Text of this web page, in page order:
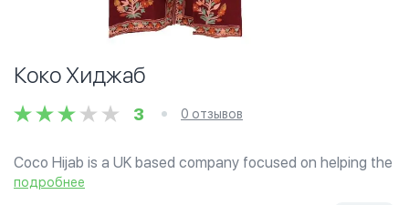
Коко Хиджаб
3 0 отзывов
Coco Hijab is a UK based company focused on helping the
trendy British Muslimah find the scarf of their dreams. You
подробнее